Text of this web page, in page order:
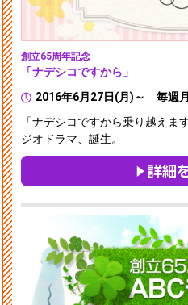
創立65周年記念
「ナデシコですから」
2016年6月27日(月)～ 毎週
「ナデシコですから乗り越えま
ジオドラマ、誕生。